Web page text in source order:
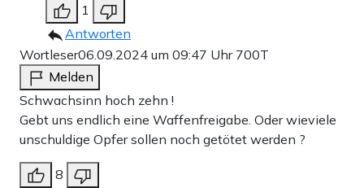
1
Antworten
Wortleser06.09.2024 um 09:47 Uhr 700T
Melden
Schwachsinn hoch zehn !
Gebt uns endlich eine Waffenfreigabe. Oder wieviele
unschuldige Opfer sollen noch getötet werden ?
8